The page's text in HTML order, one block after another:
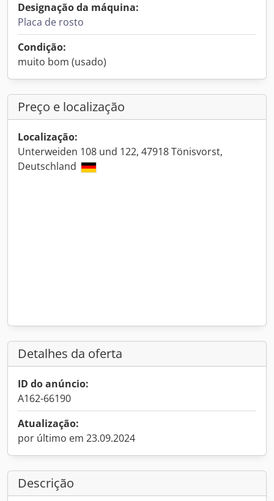
Designação da máquina:
Placa de rosto
Condição:
muito bom (usado)
Preço e localização
Localização:
Unterweiden 108 und 122, 47918 Tönisvorst,
Deutschland
Detalhes da oferta
ID do anúncio:
A162-66190
Atualização:
por último em 23.09.2024
Descrição